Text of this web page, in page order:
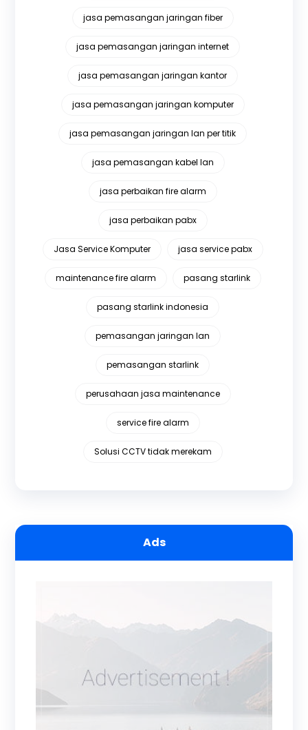
jasa pemasangan jaringan fiber
jasa pemasangan jaringan internet
jasa pemasangan jaringan kantor
jasa pemasangan jaringan komputer
jasa pemasangan jaringan lan per titik
jasa pemasangan kabel lan
jasa perbaikan fire alarm
jasa perbaikan pabx
Jasa Service Komputer jasa service pabx
maintenance fire alarm pasang starlink
pasang starlink indonesia
pemasangan jaringan lan
pemasangan starlink
perusahaan jasa maintenance
service fire alarm
Solusi CCTV tidak merekam
Ads